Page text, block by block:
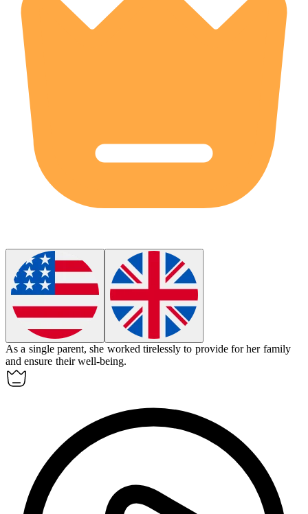
As a single parent, she worked tirelessly to provide for her family
and ensure their well-being.